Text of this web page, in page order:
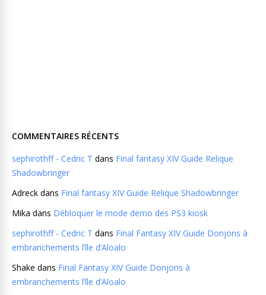
COMMENTAIRES RÉCENTS
sephirothff - Cedric T dans Final fantasy XIV Guide Relique
Shadowbringer
Adreck dans Final fantasy XIV Guide Relique Shadowbringer
Mika dans Débloquer le mode demo des PS3 kiosk
sephirothff - Cedric T dans Final Fantasy XIV Guide Donjons à
embranchements l’île d’Aloalo
Shake dans Final Fantasy XIV Guide Donjons à
embranchements l’île d’Aloalo